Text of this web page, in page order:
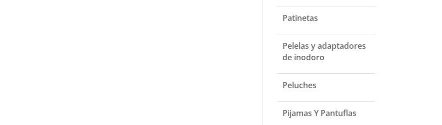
Patinetas
Pelelas y adaptadores
de inodoro
Peluches
Pijamas Y Pantuflas